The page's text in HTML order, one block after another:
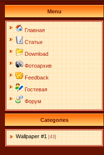
Menu
Главная
Статьи
Download
Фотоархив
Feedback
Гостевая
Форум
Categories
Wallpaper #1 [43]